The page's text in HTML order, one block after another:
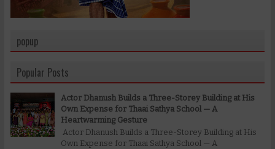
popup
Popular Posts
Actor Dhanush Builds a Three-Storey Building at His
Own Expense for Thaai Sathya School — A
Heartwarming Gesture
Actor Dhanush Builds a Three-Storey Building at His
Own Expense for Thaai Sathya School — A